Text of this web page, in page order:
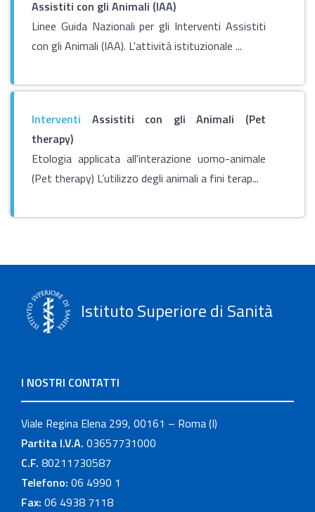
Assistiti con gli Animali (IAA)
Linee Guida Nazionali per gli Interventi Assistiti
con gli Animali (IAA). L'attività istituzionale ...
Interventi Assistiti con gli Animali (Pet
therapy)
Etologia applicata all'interazione uomo-animale
(Pet therapy) L’utilizzo degli animali a fini terap...
Istituto Superiore di Sanità
I NOSTRI CONTATTI
Viale Regina Elena 299, 00161 – Roma (I)
Partita I.V.A. 03657731000
C.F. 80211730587
Telefono: 06 4990 1
Fax: 06 4938 7118